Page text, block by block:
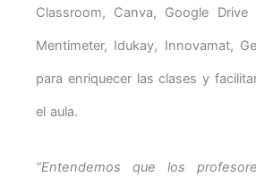
Classroom, Canva, Google
Mentimeter, Idukay, Innovamat,
para enriquecer las clases y
el aula.
“Entendemos que los